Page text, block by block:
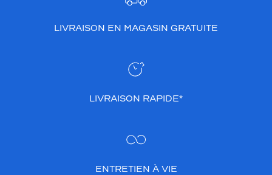
LIVRAISON EN MAGASIN GRATUITE
LIVRAISON RAPIDE*
ENTRETIEN À VIE